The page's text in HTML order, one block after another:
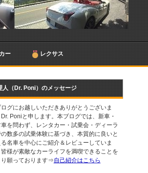
ー レクサス
人（Dr. Poni）のメッセージ
グにお越しいただきありがとうございま
Poniと申します。本ブログでは、新車・
を問わず、レンタカー・試乗会・ディーラ
の数多の試乗体験に基づき、本質的に良いと
名車を中心にご紹介＆レビューしていま
様が素敵なカーライフを満喫できることを
り願っております⇒自己紹介はこちら